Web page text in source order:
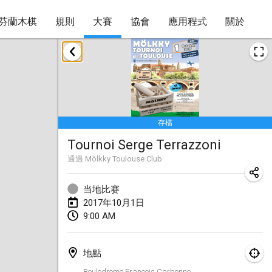
蘭木棋 規則 大賽 協會 應用程式 關於
存檔
Tournoi Serge Terrazzoni
通過 Mölkky Toulouse Club
当地比赛
2017年10月1日
9:00 AM
地點
2017年4月
Le tournoi du Printemps Parisien
2017年4月8日|法國
Tournoi de l'AS St Aignan
2017年4月8日| 法國
Cluny Mölkky Open
2017年4月8日
Poikkitieteellinen Mölkky